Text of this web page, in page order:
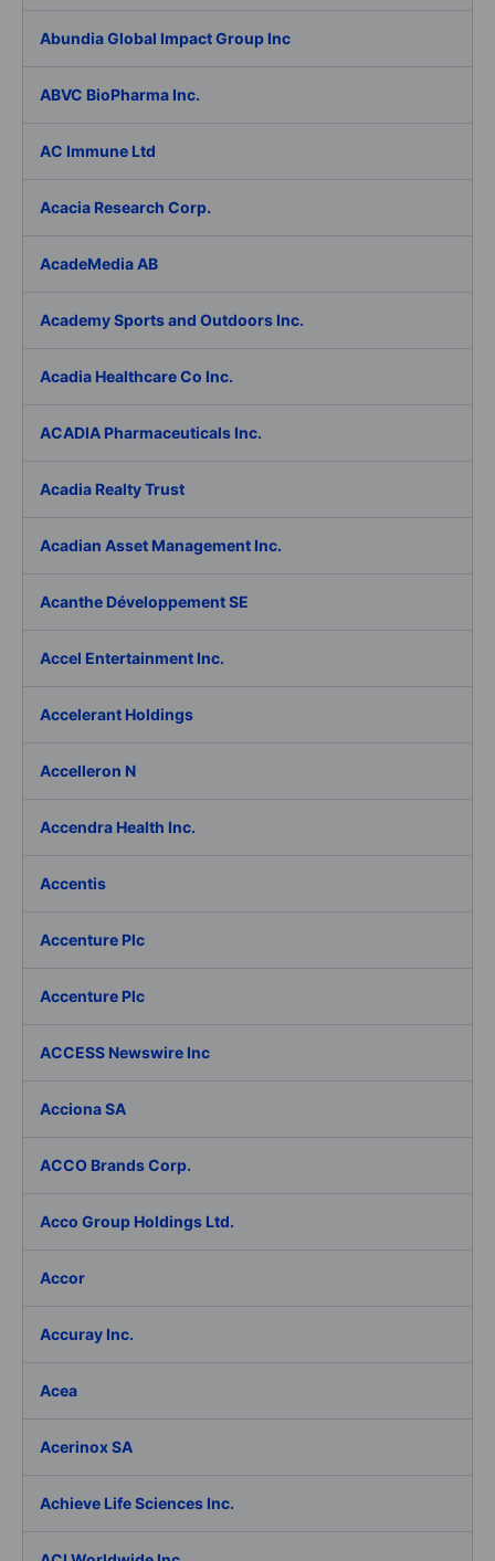
Abundia Global Impact Group Inc
ABVC BioPharma Inc.
AC Immune Ltd
Acacia Research Corp.
AcadeMedia AB
Academy Sports and Outdoors Inc.
Acadia Healthcare Co Inc.
ACADIA Pharmaceuticals Inc.
Acadia Realty Trust
Acadian Asset Management Inc.
Acanthe Développement SE
Accel Entertainment Inc.
Accelerant Holdings
Accelleron N
Accendra Health Inc.
Accentis
Accenture Plc
Accenture Plc
ACCESS Newswire Inc
Acciona SA
ACCO Brands Corp.
Acco Group Holdings Ltd.
Accor
Accuray Inc.
Acea
Acerinox SA
Achieve Life Sciences Inc.